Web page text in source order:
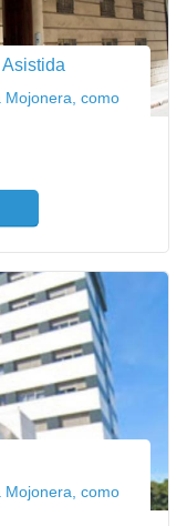
Mojonera, como
Mojonera, como